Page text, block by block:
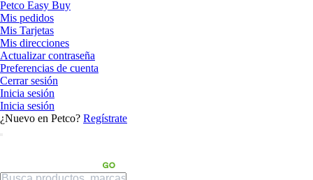
Petco Easy Buy
Mis pedidos
Mis Tarjetas
Mis direcciones
Actualizar contraseña
Preferencias de cuenta
Cerrar sesión
Inicia sesión
Inicia sesión
¿Nuevo en Petco? Regístrate